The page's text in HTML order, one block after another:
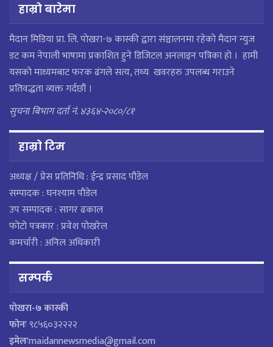
हाम्रो बारेमा
मैदान मिडिया प्रा. लि. पाेखरा-७ कास्की द्वारा संञ्चालनमा रहेको मैदान न्युज
डट कम नेपाली भाषामा प्रकाशित हुने डिजिटल अनलाइन पत्रिका हो । हामी
यसको माध्यमबाट फरक ढंगले सत्य, तथ्य खवरहरु उपलब्ध गराउने
प्रतिवद्धता व्यक्त गर्दछौं ।
सुचना बिभाग दर्ता नं. ४३६४-२०८०/८१
हाम्राे टिम
अध्यक्ष / प्रेस प्रतिनिधि : ईन्द्र प्रसाद पौडेल
सम्पादक : घनश्याम पौडेल
उप सम्पादक : सागर ढकाल
फोटो पत्रकार : प्रवेश पोखरेल
कमर्चारी : अनिल अधिकारी
सम्पर्क
पाेखरा-७ कास्की
फोनः९८५६०३२२२२
इमेलःmaidannewsmedia@gmail.com